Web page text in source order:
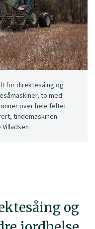
og
for direktesåing og
to med
over hele feltet.
tindemaskinen
Villadsen